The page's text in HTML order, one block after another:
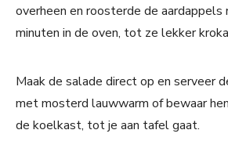
overheen en roosterde de aardappels
minuten in de oven, tot ze lekker
Maak de salade direct op en serveer
met mosterd lauwwarm of bewaar
de koelkast, tot je aan tafel gaat.